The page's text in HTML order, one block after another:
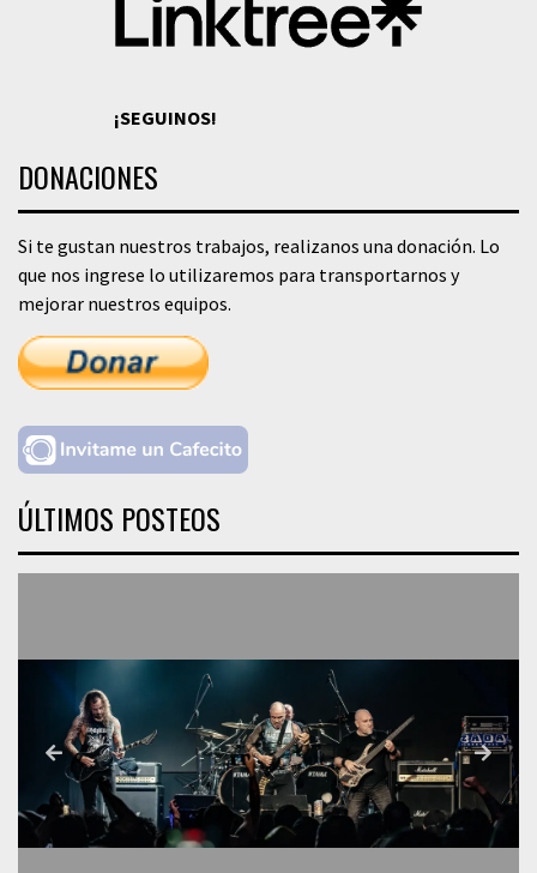
¡SEGUINOS!
DONACIONES
Si te gustan nuestros trabajos, realizanos una donación. Lo
que nos ingrese lo utilizaremos para transportarnos y
mejorar nuestros equipos.
ÚLTIMOS POSTEOS